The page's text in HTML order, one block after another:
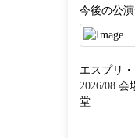
今後の公
エスプリ
2026/08 会
堂